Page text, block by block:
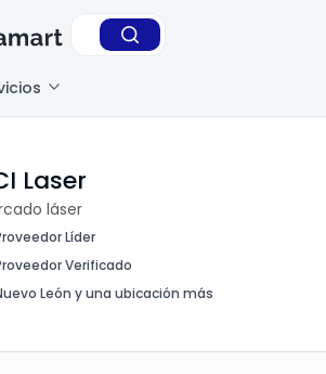
Laser
láser
Líder
Verificado
León y una ubicación más